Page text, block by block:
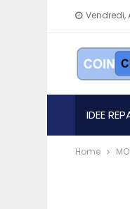
Vendredi,
IDEE
Home